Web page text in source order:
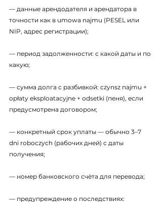
— данные арендодателя и арендатора в
точности как в umowa najmu (PESEL или
NIP, адрес регистрации);
— период задолженности: с какой даты и по
какую;
— сумма долга с разбивкой: czynsz najmu +
opłaty eksploatacyjne + odsetki (пеня), если
предусмотрена договором;
— конкретный срок уплаты — обычно 3–7
dni roboczych (рабочих дней) с даты
получения;
— номер банковского счёта для перевода;
— предупреждение о последствиях: